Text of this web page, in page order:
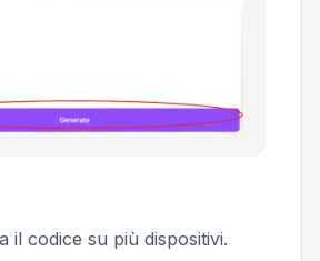
il codice su più dispositivi.